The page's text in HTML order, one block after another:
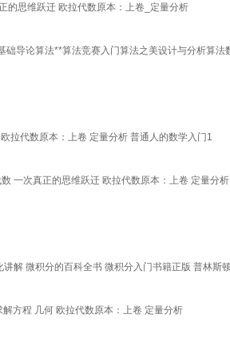
的思维跃迁 欧拉代数原本：上卷_定量分析
导论算法**算法竞赛入门算法之美设计与分析算
拉代数原本：上卷 定量分析 普通人的数学入门1
一次真正的思维跃迁 欧拉代数原本：上卷 定量分析
解 微积分的百科全书 微积分入门书籍正版 普林斯
方程 几何 欧拉代数原本：上卷 定量分析